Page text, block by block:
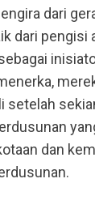
dari
dari pengisi
setelah
dan